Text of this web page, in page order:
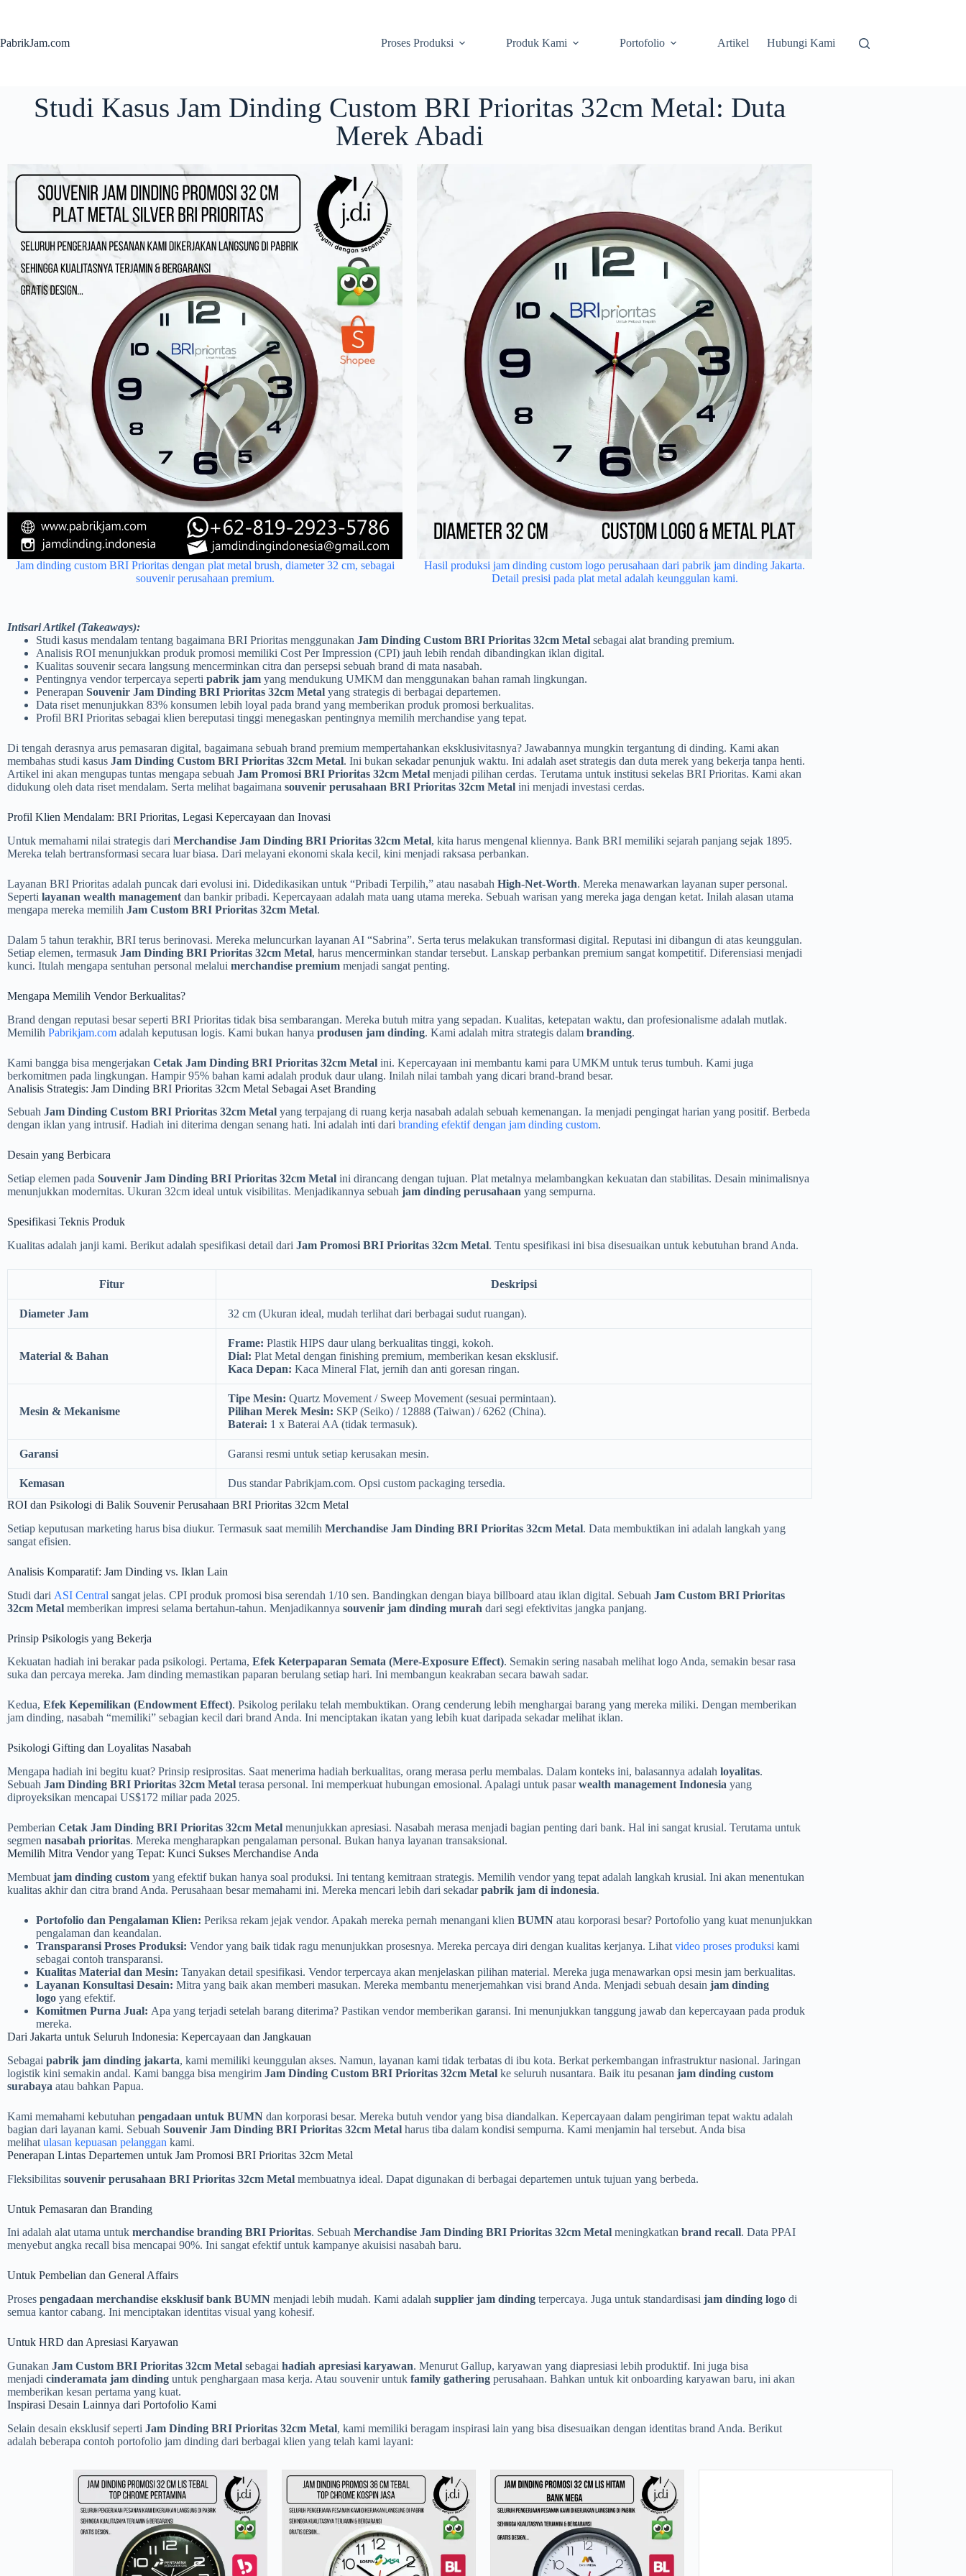
PabrikJam.com Proses Produksi Produk Kami Portofolio Artikel Hubungi Kami
Studi Kasus Jam Dinding Custom BRI Prioritas 32cm Metal: Duta
Merek Abadi
Jam dinding custom BRI Prioritas dengan plat metal brush, diameter 32 cm, sebagai
souvenir perusahaan premium.
Sebuah cinderamata jam dinding yang mewah untuk BRI Prioritas, menonjolkan logo
pada plat logam sebagai hadiah korporat.
Hasil produksi jam dinding custom logo perusahaan dari pabrik jam dinding Jakarta.
Detail presisi pada plat metal adalah keunggulan kami.
Intisari Artikel (Takeaways):
Studi kasus mendalam tentang bagaimana BRI Prioritas menggunakan Jam Dinding Custom BRI Prioritas 32cm Metal sebagai alat branding premium.
Analisis ROI menunjukkan produk promosi memiliki Cost Per Impression (CPI) jauh lebih rendah dibandingkan iklan digital.
Kualitas souvenir secara langsung mencerminkan citra dan persepsi sebuah brand di mata nasabah.
Pentingnya vendor terpercaya seperti pabrik jam yang mendukung UMKM dan menggunakan bahan ramah lingkungan.
Penerapan Souvenir Jam Dinding BRI Prioritas 32cm Metal yang strategis di berbagai departemen.
Data riset menunjukkan 83% konsumen lebih loyal pada brand yang memberikan produk promosi berkualitas.
Profil BRI Prioritas sebagai klien bereputasi tinggi menegaskan pentingnya memilih merchandise yang tepat.
Di tengah derasnya arus pemasaran digital, bagaimana sebuah brand premium mempertahankan eksklusivitasnya? Jawabannya mungkin tergantung di dinding. Kami akan
membahas studi kasus Jam Dinding Custom BRI Prioritas 32cm Metal. Ini bukan sekadar penunjuk waktu. Ini adalah aset strategis dan duta merek yang bekerja tanpa henti.
Artikel ini akan mengupas tuntas mengapa sebuah Jam Promosi BRI Prioritas 32cm Metal menjadi pilihan cerdas. Terutama untuk institusi sekelas BRI Prioritas. Kami akan
didukung oleh data riset mendalam. Serta melihat bagaimana souvenir perusahaan BRI Prioritas 32cm Metal ini menjadi investasi cerdas.
Profil Klien Mendalam: BRI Prioritas, Legasi Kepercayaan dan Inovasi
Untuk memahami nilai strategis dari Merchandise Jam Dinding BRI Prioritas 32cm Metal, kita harus mengenal kliennya. Bank BRI memiliki sejarah panjang sejak 1895.
Mereka telah bertransformasi secara luar biasa. Dari melayani ekonomi skala kecil, kini menjadi raksasa perbankan.
Layanan BRI Prioritas adalah puncak dari evolusi ini. Didedikasikan untuk “Pribadi Terpilih,” atau nasabah High-Net-Worth. Mereka menawarkan layanan super personal.
Seperti layanan wealth management dan bankir pribadi. Kepercayaan adalah mata uang utama mereka. Sebuah warisan yang mereka jaga dengan ketat. Inilah alasan utama
mengapa mereka memilih Jam Custom BRI Prioritas 32cm Metal.
Dalam 5 tahun terakhir, BRI terus berinovasi. Mereka meluncurkan layanan AI “Sabrina”. Serta terus melakukan transformasi digital. Reputasi ini dibangun di atas keunggulan.
Setiap elemen, termasuk Jam Dinding BRI Prioritas 32cm Metal, harus mencerminkan standar tersebut. Lanskap perbankan premium sangat kompetitif. Diferensiasi menjadi
kunci. Itulah mengapa sentuhan personal melalui merchandise premium menjadi sangat penting.
Mengapa Memilih Vendor Berkualitas?
Brand dengan reputasi besar seperti BRI Prioritas tidak bisa sembarangan. Mereka butuh mitra yang sepadan. Kualitas, ketepatan waktu, dan profesionalisme adalah mutlak.
Memilih Pabrikjam.com adalah keputusan logis. Kami bukan hanya produsen jam dinding. Kami adalah mitra strategis dalam branding.
Kami bangga bisa mengerjakan Cetak Jam Dinding BRI Prioritas 32cm Metal ini. Kepercayaan ini membantu kami para UMKM untuk terus tumbuh. Kami juga
berkomitmen pada lingkungan. Hampir 95% bahan kami adalah produk daur ulang. Inilah nilai tambah yang dicari brand-brand besar.
Analisis Strategis: Jam Dinding BRI Prioritas 32cm Metal Sebagai Aset Branding
Sebuah Jam Dinding Custom BRI Prioritas 32cm Metal yang terpajang di ruang kerja nasabah adalah sebuah kemenangan. Ia menjadi pengingat harian yang positif. Berbeda
dengan iklan yang intrusif. Hadiah ini diterima dengan senang hati. Ini adalah inti dari branding efektif dengan jam dinding custom.
Desain yang Berbicara
Setiap elemen pada Souvenir Jam Dinding BRI Prioritas 32cm Metal ini dirancang dengan tujuan. Plat metalnya melambangkan kekuatan dan stabilitas. Desain minimalisnya
menunjukkan modernitas. Ukuran 32cm ideal untuk visibilitas. Menjadikannya sebuah jam dinding perusahaan yang sempurna.
Spesifikasi Teknis Produk
Kualitas adalah janji kami. Berikut adalah spesifikasi detail dari Jam Promosi BRI Prioritas 32cm Metal. Tentu spesifikasi ini bisa disesuaikan untuk kebutuhan brand Anda.
Fitur Deskripsi
Diameter Jam 32 cm (Ukuran ideal, mudah terlihat dari berbagai sudut ruangan).
Material & Bahan
Frame: Plastik HIPS daur ulang berkualitas tinggi, kokoh.
Dial: Plat Metal dengan finishing premium, memberikan kesan eksklusif.
Kaca Depan: Kaca Mineral Flat, jernih dan anti goresan ringan.
Mesin & Mekanisme
Tipe Mesin: Quartz Movement / Sweep Movement (sesuai permintaan).
Pilihan Merek Mesin: SKP (Seiko) / 12888 (Taiwan) / 6262 (China).
Baterai: 1 x Baterai AA (tidak termasuk).
Garansi Garansi resmi untuk setiap kerusakan mesin.
Kemasan
Dus standar Pabrikjam.com. Opsi custom packaging tersedia.
ROI dan Psikologi di Balik Souvenir Perusahaan BRI Prioritas 32cm Metal
Setiap keputusan marketing harus bisa diukur. Termasuk saat memilih Merchandise Jam Dinding BRI Prioritas 32cm Metal. Data membuktikan ini adalah langkah yang
sangat efisien.
Analisis Komparatif: Jam Dinding vs. Iklan Lain
Studi dari ASI Central sangat jelas. CPI produk promosi bisa serendah 1/10 sen. Bandingkan dengan biaya billboard atau iklan digital. Sebuah Jam Custom BRI Prioritas
32cm Metal memberikan impresi selama bertahun-tahun. Menjadikannya souvenir jam dinding murah dari segi efektivitas jangka panjang.
Prinsip Psikologis yang Bekerja
Kekuatan hadiah ini berakar pada psikologi. Pertama, Efek Keterpaparan Semata (Mere-Exposure Effect). Semakin sering nasabah melihat logo Anda, semakin besar rasa
suka dan percaya mereka. Jam dinding memastikan paparan berulang setiap hari. Ini membangun keakraban secara bawah sadar.
Kedua, Efek Kepemilikan (Endowment Effect). Psikolog perilaku telah membuktikan. Orang cenderung lebih menghargai barang yang mereka miliki. Dengan memberikan
jam dinding, nasabah “memiliki” sebagian kecil dari brand Anda. Ini menciptakan ikatan yang lebih kuat daripada sekadar melihat iklan.
Psikologi Gifting dan Loyalitas Nasabah
Mengapa hadiah ini begitu kuat? Prinsip resiprositas. Saat menerima hadiah berkualitas, orang merasa perlu membalas. Dalam konteks ini, balasannya adalah loyalitas.
Sebuah Jam Dinding BRI Prioritas 32cm Metal terasa personal. Ini memperkuat hubungan emosional. Apalagi untuk pasarwealth management Indonesia yang
diproyeksikan mencapai US$172 miliar pada 2025.
Pemberian Cetak Jam Dinding BRI Prioritas 32cm Metal menunjukkan apresiasi. Nasabah merasa menjadi bagian penting dari bank. Hal ini sangat krusial. Terutama untuk
segmen nasabah prioritas. Mereka mengharapkan pengalaman personal. Bukan hanya layanan transaksional.
Memilih Mitra Vendor yang Tepat: Kunci Sukses Merchandise Anda
Membuat jam dinding custom yang efektif bukan hanya soal produksi. Ini tentang kemitraan strategis. Memilih vendor yang tepat adalah langkah krusial. Ini akan menentukan
kualitas akhir dan citra brand Anda. Perusahaan besar memahami ini. Mereka mencari lebih dari sekadarpabrik jam di indonesia.
Portofolio dan Pengalaman Klien: Periksa rekam jejak vendor. Apakah mereka pernah menangani klien BUMN atau korporasi besar? Portofolio yang kuat menunjukkan
pengalaman dan keandalan.
Transparansi Proses Produksi: Vendor yang baik tidak ragu menunjukkan prosesnya. Mereka percaya diri dengan kualitas kerjanya. Lihat video proses produksi kami
sebagai contoh transparansi.
Kualitas Material dan Mesin: Tanyakan detail spesifikasi. Vendor terpercaya akan menjelaskan pilihan material. Mereka juga menawarkan opsi mesin jam berkualitas.
Layanan Konsultasi Desain: Mitra yang baik akan memberi masukan. Mereka membantu menerjemahkan visi brand Anda. Menjadi sebuah desain jam dinding
logo yang efektif.
Komitmen Purna Jual: Apa yang terjadi setelah barang diterima? Pastikan vendor memberikan garansi. Ini menunjukkan tanggung jawab dan kepercayaan pada produk
mereka.
Dari Jakarta untuk Seluruh Indonesia: Kepercayaan dan Jangkauan
Sebagai pabrik jam dinding jakarta, kami memiliki keunggulan akses. Namun, layanan kami tidak terbatas di ibu kota. Berkat perkembangan infrastruktur nasional. Jaringan
logistik kini semakin andal. Kami bangga bisa mengirim Jam Dinding Custom BRI Prioritas 32cm Metal ke seluruh nusantara. Baik itu pesanan jam dinding custom
surabaya atau bahkan Papua.
Kami memahami kebutuhan pengadaan untuk BUMN dan korporasi besar. Mereka butuh vendor yang bisa diandalkan. Kepercayaan dalam pengiriman tepat waktu adalah
bagian dari layanan kami. Sebuah Souvenir Jam Dinding BRI Prioritas 32cm Metal harus tiba dalam kondisi sempurna. Kami menjamin hal tersebut. Anda bisa
melihat ulasan kepuasan pelanggan kami.
Penerapan Lintas Departemen untuk Jam Promosi BRI Prioritas 32cm Metal
Fleksibilitas souvenir perusahaan BRI Prioritas 32cm Metal membuatnya ideal. Dapat digunakan di berbagai departemen untuk tujuan yang berbeda.
Untuk Pemasaran dan Branding
Ini adalah alat utama untuk merchandise branding BRI Prioritas. Sebuah Merchandise Jam Dinding BRI Prioritas 32cm Metal meningkatkan brand recall. Data PPAI
menyebut angka recall bisa mencapai 90%. Ini sangat efektif untuk kampanye akuisisi nasabah baru.
Untuk Pembelian dan General Affairs
Proses pengadaan merchandise eksklusif bank BUMN menjadi lebih mudah. Kami adalah supplier jam dinding terpercaya. Juga untuk standardisasi jam dinding logo di
semua kantor cabang. Ini menciptakan identitas visual yang kohesif.
Untuk HRD dan Apresiasi Karyawan
Gunakan Jam Custom BRI Prioritas 32cm Metal sebagai hadiah apresiasi karyawan. Menurut Gallup, karyawan yang diapresiasi lebih produktif. Ini juga bisa
menjadi cinderamata jam dinding untuk penghargaan masa kerja. Atau souvenir untuk family gathering perusahaan. Bahkan untuk kit onboarding karyawan baru, ini akan
memberikan kesan pertama yang kuat.
Inspirasi Desain Lainnya dari Portofolio Kami
Selain desain eksklusif seperti Jam Dinding BRI Prioritas 32cm Metal, kami memiliki beragam inspirasi lain yang bisa disesuaikan dengan identitas brand Anda. Berikut
adalah beberapa contoh portofolio jam dinding dari berbagai klien yang telah kami layani: